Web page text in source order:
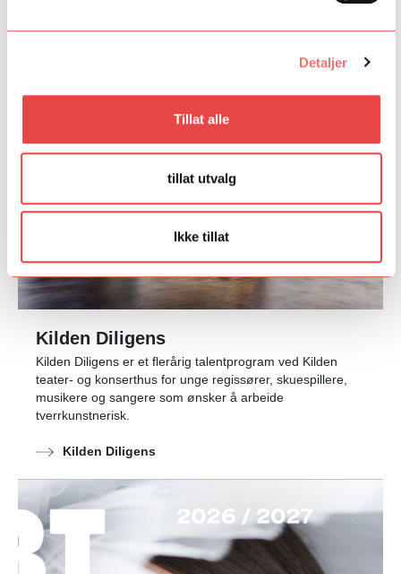
Detaljer
Tillat alle
tillat utvalg
Ikke tillat
Kilden Diligens
Kilden Diligens er et flerårig talentprogram ved Kilden
teater- og konserthus for unge regissører, skuespillere,
musikere og sangere som ønsker å arbeide
tverrkunstnerisk.
Kilden Diligens